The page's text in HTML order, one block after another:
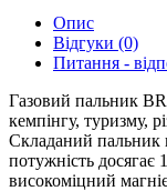
Опис
Відгуки (0)
Питання -
Газовий пальник
кемпінгу, туризму,
Складаний пальник
потужність досягає
високоміцний